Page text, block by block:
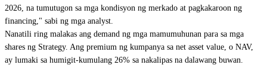
2026, na tumutugon sa mga kondisyon ng merkado at pagkakaroon ng
financing," sabi ng mga analyst.
Nanatili ring malakas ang demand ng mga mamumuhunan para sa mga
shares ng Strategy. Ang premium ng kumpanya sa net asset value, o NAV,
ay lumaki sa humigit-kumulang 26% sa nakalipas na dalawang buwan.